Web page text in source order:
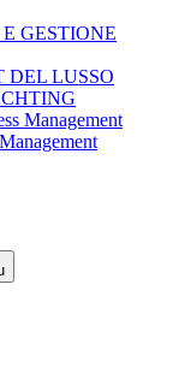
GESTIONE
LUSSO
Management